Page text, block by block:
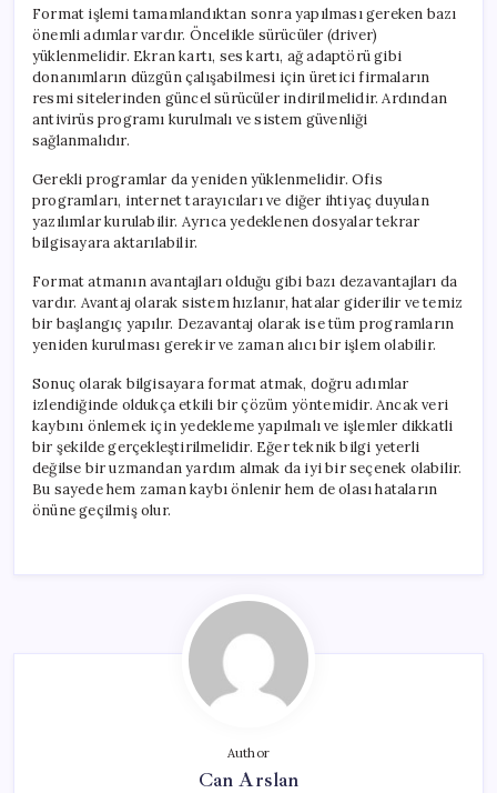
Format işlemi tamamlandıktan sonra yapılması gereken bazı
önemli adımlar vardır. Öncelikle sürücüler (driver)
yüklenmelidir. Ekran kartı, ses kartı, ağ adaptörü gibi
donanımların düzgün çalışabilmesi için üretici firmaların
resmi sitelerinden güncel sürücüler indirilmelidir. Ardından
antivirüs programı kurulmalı ve sistem güvenliği
sağlanmalıdır.
Gerekli programlar da yeniden yüklenmelidir. Ofis
programları, internet tarayıcıları ve diğer ihtiyaç duyulan
yazılımlar kurulabilir. Ayrıca yedeklenen dosyalar tekrar
bilgisayara aktarılabilir.
Format atmanın avantajları olduğu gibi bazı dezavantajları da
vardır. Avantaj olarak sistem hızlanır, hatalar giderilir ve temiz
bir başlangıç yapılır. Dezavantaj olarak ise tüm programların
yeniden kurulması gerekir ve zaman alıcı bir işlem olabilir.
Sonuç olarak bilgisayara format atmak, doğru adımlar
izlendiğinde oldukça etkili bir çözüm yöntemidir. Ancak veri
kaybını önlemek için yedekleme yapılmalı ve işlemler dikkatli
bir şekilde gerçekleştirilmelidir. Eğer teknik bilgi yeterli
değilse bir uzmandan yardım almak da iyi bir seçenek olabilir.
Bu sayede hem zaman kaybı önlenir hem de olası hataların
önüne geçilmiş olur.
Author
Can Arslan